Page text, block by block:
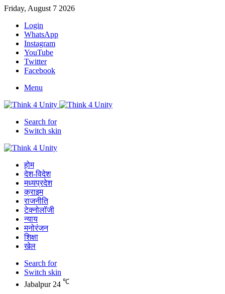
Friday, August 7 2026
Login
WhatsApp
Instagram
YouTube
Twitter
Facebook
Menu
Search for
Switch skin
होम
देश-विदेश
मध्यप्रदेश
क्राइम
राजनीति
टेक्नोलॉजी
न्याय
मनोरंजन
शिक्षा
खेल
Search for
Switch skin
Jabalpur 24 ℃